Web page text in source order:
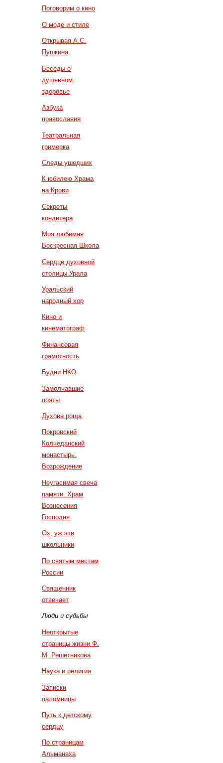
Поговорим о кино
О моде и стиле
Открывая А.С.
Пушкина
Беседы о
душевном
здоровье
Азбука
православия
Театральная
гримерка
Следы ушедших
К юбилею Храма
на Крови
Секреты
кондитера
Моя любимая
Воскресная Школа
Сердце духовной
столицы Урала
Уральский
народный хор
Кино и
кинематограф
Финансовая
грамотность
Будни НКО
Замолчавшие
поэты
Духова роща
Покровский
Колчеданский
монастырь.
Возрождение
Неугасимая свеча
памяти. Храм
Вознесения
Господня
Ох, уж эти
школьники
По святым местам
России
Священник
отвечает
Люди и судьбы
Неоткрытые
страницы жизни Ф.
М. Решетникова
Наука и религия
Записки
паломницы
Путь к детскому
сердцу
По страницам
Альманаха